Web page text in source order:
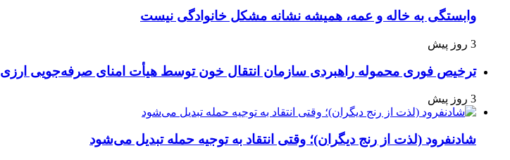
وابستگی به خاله و عمه، همیشه نشانه مشکل خانوادگی نیست
3 روز پیش
ترخیص فوری محموله راهبردی سازمان انتقال خون توسط هیأت امنای صرفه‌جویی ارزی
3 روز پیش
شادنفرود (لذت از رنج دیگران)؛ وقتی انتقاد به توجیه حمله تبدیل می‌شود